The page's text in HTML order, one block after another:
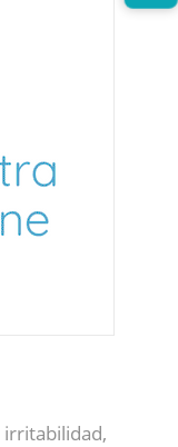
irritabilidad,